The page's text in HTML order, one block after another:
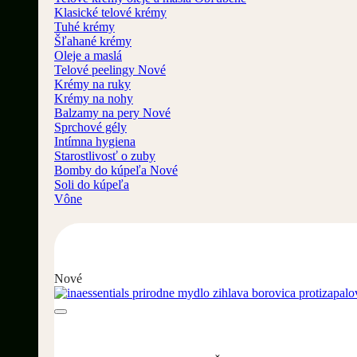
Klasické telové krémy
Tuhé krémy
Šľahané krémy
Oleje a maslá
Telové peelingy
Krémy na ruky
Krémy na nohy
Balzamy na pery
Sprchové gély
Intímna hygiena
Starostlivosť o zuby
Bomby do kúpeľa
Soli do kúpeľa
Vône
Nové